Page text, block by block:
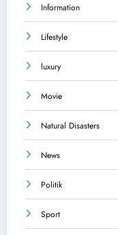
Information
Lifestyle
luxury
Movie
Natural Disasters
News
Politik
Sport